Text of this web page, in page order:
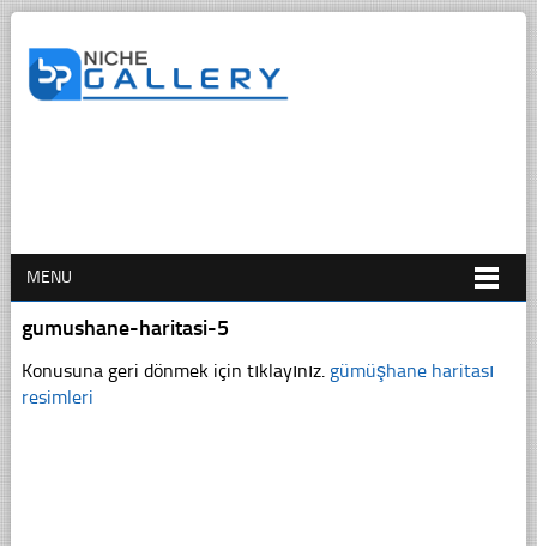
MENU
gumushane-haritasi-5
Konusuna geri dönmek için tıklayınız. gümüşhane haritası
resimleri